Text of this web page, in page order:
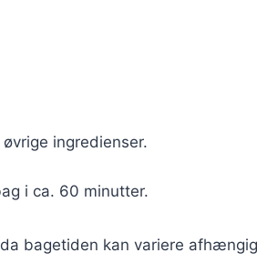
ingredienser.
i ca. 60 minutter.
bagetiden kan variere